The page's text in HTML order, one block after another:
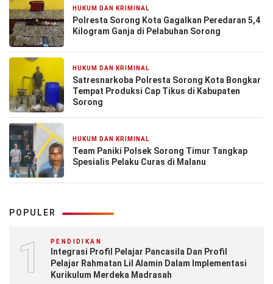
HUKUM DAN KRIMINAL
Polresta Sorong Kota Gagalkan Peredaran 5,4
Kilogram Ganja di Pelabuhan Sorong
HUKUM DAN KRIMINAL
Satresnarkoba Polresta Sorong Kota Bongkar
Tempat Produksi Cap Tikus di Kabupaten
Sorong
HUKUM DAN KRIMINAL
Team Paniki Polsek Sorong Timur Tangkap
Spesialis Pelaku Curas di Malanu
POPULER
1 PENDIDIKAN
Integrasi Profil Pelajar Pancasila Dan Profil
Pelajar Rahmatan Lil Alamin Dalam Implementasi
Kurikulum Merdeka Madrasah